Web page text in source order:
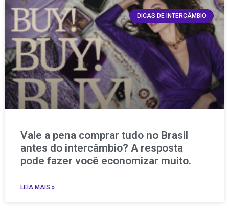
DICAS DE INTERCÂMBIO
Vale a pena comprar tudo no Brasil
antes do intercâmbio? A resposta
pode fazer você economizar muito.
LEIA MAIS »